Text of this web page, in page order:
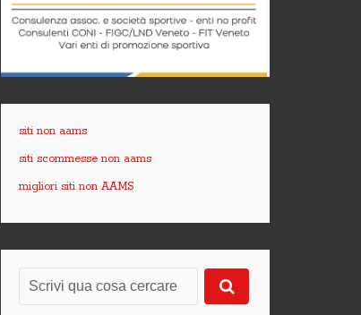
siti non aams
siti scommesse non aams
migliori siti non AAMS